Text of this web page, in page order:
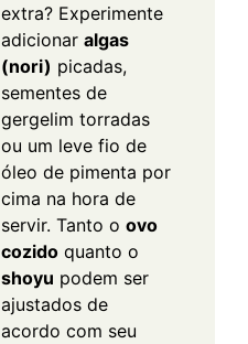
extra? Experimente
adicionar algas
(nori) picadas,
sementes de
gergelim torradas
ou um leve fio de
óleo de pimenta por
cima na hora de
servir. Tanto o ovo
cozido quanto o
shoyu podem ser
ajustados de
acordo com seu